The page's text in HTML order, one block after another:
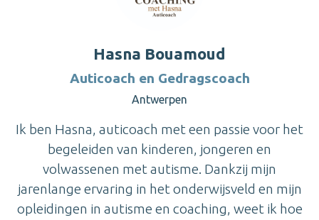
Hasna Bouamoud
Auticoach en Gedragscoach
Antwerpen
Ik ben Hasna, auticoach met een passie voor het
begeleiden van kinderen, jongeren en
volwassenen met autisme. Dankzij mijn
jarenlange ervaring in het onderwijsveld en mijn
opleidingen in autisme en coaching, weet ik hoe